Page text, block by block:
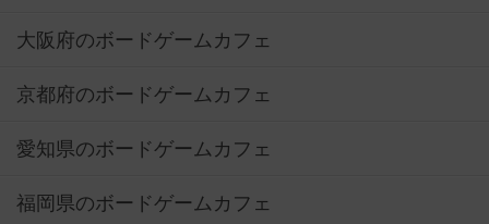
大阪府のボードゲームカフェ
京都府のボードゲームカフェ
愛知県のボードゲームカフェ
福岡県のボードゲームカフェ